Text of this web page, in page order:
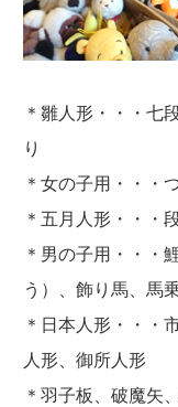
＊雛人形・・・七
り
＊女の子用・・・
＊五月人形・・・
＊男の子用・・・
う）、飾り馬、馬
＊日本人形・・・
人形、御所人形
＊羽子板、破魔矢